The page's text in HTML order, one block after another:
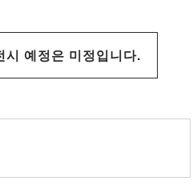
시 예정은 미정입니다.